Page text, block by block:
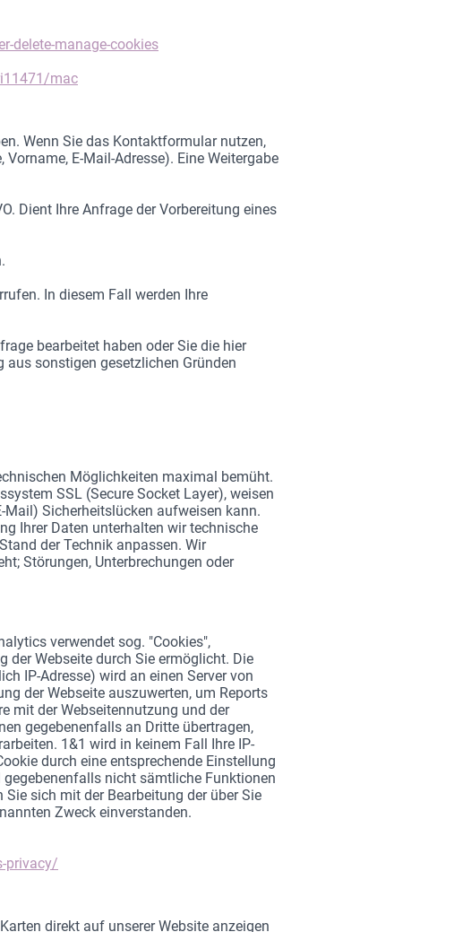
delete-manage-cookies
mac
Wenn Sie das Kontaktformular nutzen,
E-Mail-Adresse). Eine Weitergabe
Dient Ihre Anfrage der Vorbereitung eines
In diesem Fall werden Ihre
bearbeitet haben oder Sie die hier
sonstigen gesetzlichen Gründen
Möglichkeiten maximal bemüht.
SSL (Secure Socket Layer), weisen
Sicherheitslücken aufweisen kann.
Ihrer Daten unterhalten wir technische
der Technik anpassen. Wir
Störungen, Unterbrechungen oder
verwendet sog. "Cookies",
der Webseite durch Sie ermöglicht. Die
IP-Adresse) wird an einen Server von
der Webseite auszuwerten, um Reports
mit der Webseitennutzung und der
gegebenenfalls an Dritte übertragen,
1&1 wird in keinem Fall Ihre IP-
durch eine entsprechende Einstellung
nicht sämtliche Funktionen
sich mit der Bearbeitung der über Sie
Zweck einverstanden.
privacy/
direkt auf unserer Website anzeigen